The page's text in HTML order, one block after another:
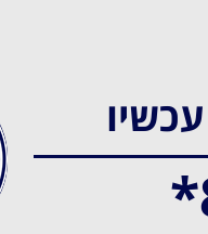
עכשיו